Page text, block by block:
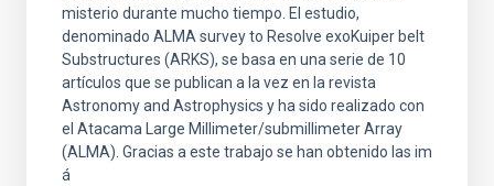
misterio durante mucho tiempo. El estudio,
denominado ALMA survey to Resolve exoKuiper belt
Substructures (ARKS), se basa en una serie de 10
artículos que se publican a la vez en la revista
Astronomy and Astrophysics y ha sido realizado con
el Atacama Large Millimeter/submillimeter Array
(ALMA). Gracias a este trabajo se han obtenido las im
á